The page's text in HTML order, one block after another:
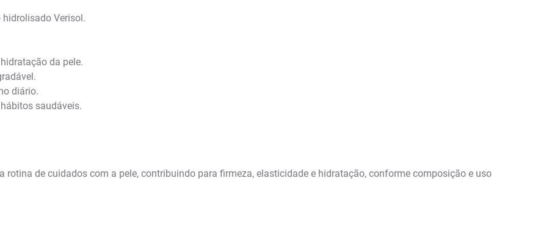
Verisol.
da pele.
diário.
saudáveis.
rotina de cuidados com a pele, contribuindo para firmeza, elasticidade e hidratação, conforme composição e uso